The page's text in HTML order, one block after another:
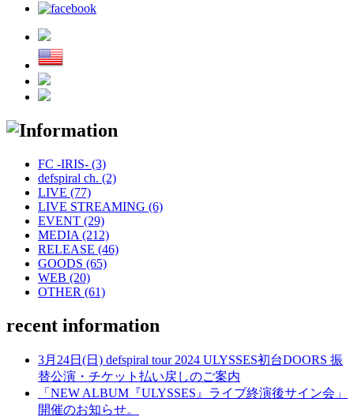
FC -IRIS- (3)
defspiral ch. (2)
LIVE (77)
LIVE STREAMING (6)
EVENT (29)
MEDIA (212)
RELEASE (46)
GOODS (65)
WEB (20)
OTHER (61)
recent information
3月24日(日) defspiral tour 2024 ULYSSES初台DOORS 振
替公演・チケット払い戻しのご案内
「NEW ALBUM『ULYSSES』ライブ終演後サイン会」
開催のお知らせ。